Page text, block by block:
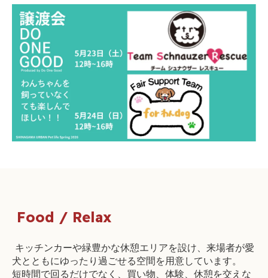
Food / Relax
キッチンカーや緑豊かな休憩エリアを設け、来場者が愛
犬とともにゆったり過ごせる空間を用意しています。
短時間で回るだけでなく、買い物、体験、休憩を交えな